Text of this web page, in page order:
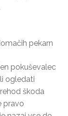
pekarn
pokuševalec
ogledati
škoda
pravo